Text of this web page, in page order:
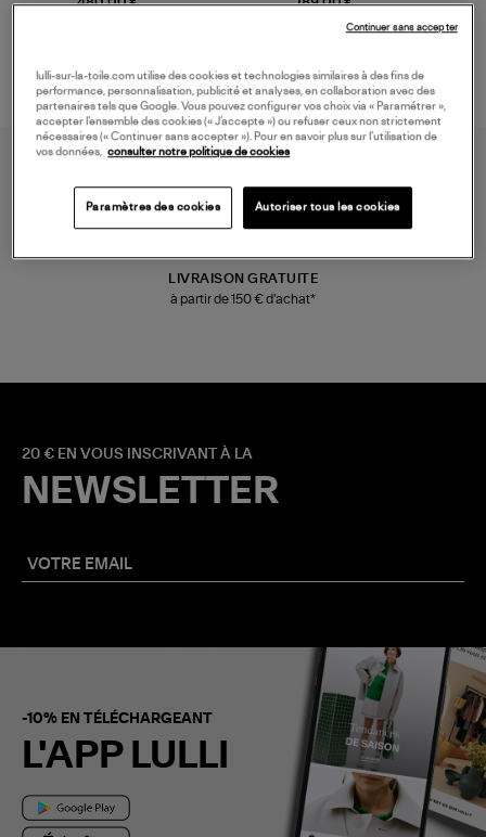
LIVRAISON GRATUITE
à partir de 150 € d'achat*
20 € EN VOUS INSCRIVANT À LA
NEWSLETTER
-10% EN TÉLÉCHARGEANT
L'APP LULLI
lulli-sur-la-toile.com utilise des cookies et technologies similaires à des fins de
performance, personnalisation, publicité et analyses, en collaboration avec des
partenaires tels que Google. Vous pouvez configurer vos choix via « Paramétrer »,
accepter l’ensemble des cookies (« J’accepte ») ou refuser ceux non strictement
nécessaires (« Continuer sans accepter »). Pour en savoir plus sur l’utilisation de
vos données, consulter notre politique de cookies
Paramètres des cookies Autoriser tous les cookies
Continuer sans accepter